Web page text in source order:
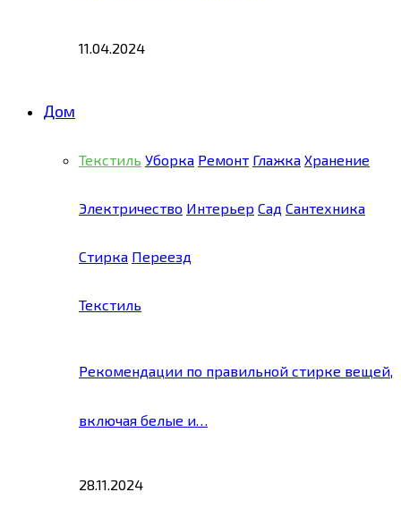
11.04.2024
Дом
Текстиль Уборка Ремонт Глажка Хранение
Электричество Интерьер Сад Сантехника
Стирка Переезд
Текстиль
Рекомендации по правильной стирке вещей,
включая белые и…
28.11.2024